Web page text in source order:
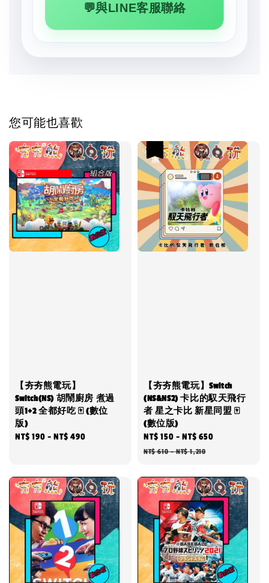
💬與LINE客服聯絡
您可能也喜歡
【夯夯熊電玩】
Switch(NS) 胡鬧廚房 煮過
頭1+2 全都好吃 🀄 (數位
版)
Regular
NT$ 190 -NT$ 490
【夯夯熊電玩】Switch
(NS&NS2) 卡比的馭天飛行
者 星之卡比 新星同盟 🀄
(數位版)
Sale
price
NT$ 150 -NT$ 650
NT$ 610-NT$ 1,210